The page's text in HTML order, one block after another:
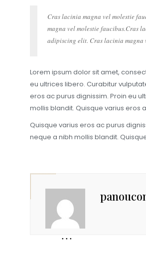
Cras lacinia magna vel molestie
magna vel molestie faucibus.Cras
adipiscing elit. Cras lacinia magna
Lorem ipsum dolor sit amet,
eu ultrices libero. Curabitur
eros ac purus dignissim. Proin eu
mollis blandit. Quisque varius eros
Quisque varius eros ac purus
neque a nibh mollis blandit.